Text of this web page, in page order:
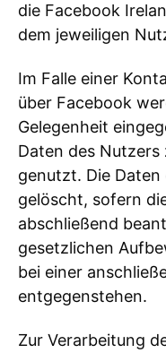
die Facebook
dem jeweiligen
Im Falle einer
über Facebook
Gelegenheit
Daten des
genutzt. Die
gelöscht, sofern
abschließend
gesetzlichen
bei einer
entgegenstehen.
Zur Verarbeitung